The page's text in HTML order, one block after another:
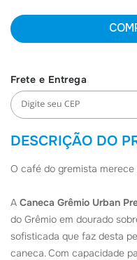
DESCRIÇÃO DO
O café do gremista merece
A Caneca Grêmio Urban
do Grêmio em dourado
sofisticada que faz desta
caneca. Com capacidade